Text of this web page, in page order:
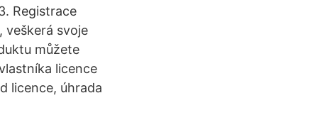
Registrace
veškerá svoje
můžete
licence
licence, úhrada